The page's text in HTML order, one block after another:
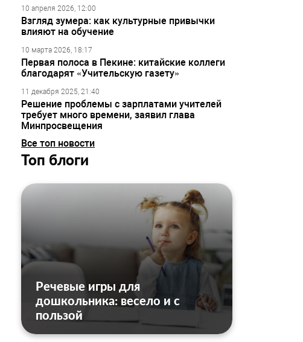
10 апреля 2026, 12:00
Взгляд зумера: как культурные привычки
влияют на обучение
10 марта 2026, 18:17
Первая полоса в Пекине: китайские коллеги
благодарят «Учительскую газету»
11 декабря 2025, 21:40
Решение проблемы с зарплатами учителей
требует много времени, заявил глава
Минпросвещения
Все топ новости
Топ блоги
Речевые игры для
дошкольника: весело и с
пользой